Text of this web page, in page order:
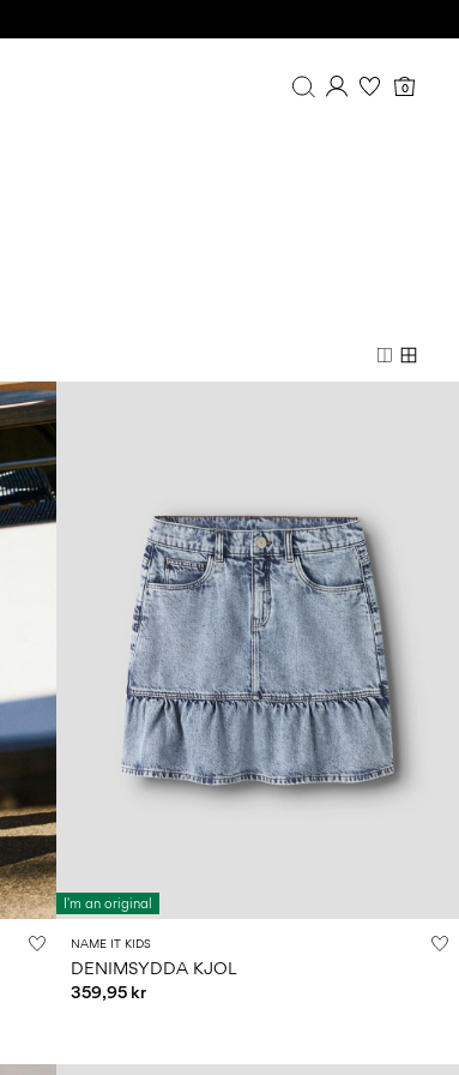
0
I'm an original
NAME IT KIDS
DENIMSYDDA KJOL
359,95 kr